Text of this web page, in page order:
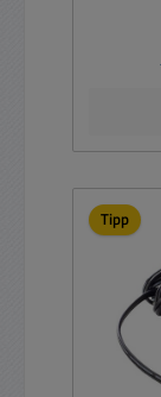
Tipp